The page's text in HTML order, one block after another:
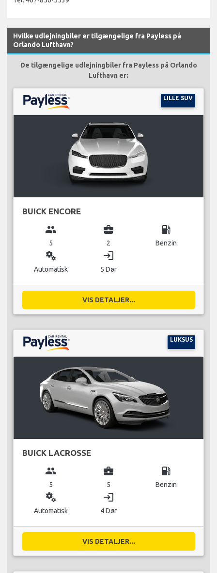
Hvilke udlejningbiler er tilgængelige fra Payless på
Orlando Lufthavn?
De tilgængelige udlejningbiler fra Payless på Orlando
Lufthavn er:
LILLE SUV
BUICK ENCORE
group
5
business_center
2
local_gas_station
Benzin
miscellaneous_services
Automatisk
login
5 Dør
VIS DETALJER...
LUKSUS
BUICK LACROSSE
group
5
business_center
5
local_gas_station
Benzin
miscellaneous_services
Automatisk
login
4 Dør
VIS DETALJER...